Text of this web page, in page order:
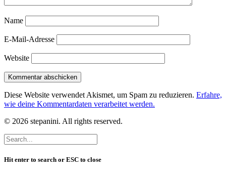
Name
E-Mail-Adresse
Website
Diese Website verwendet Akismet, um Spam zu reduzieren. Erfahre,
wie deine Kommentardaten verarbeitet werden.
© 2026 stepanini. All rights reserved.
Hit enter to search or ESC to close